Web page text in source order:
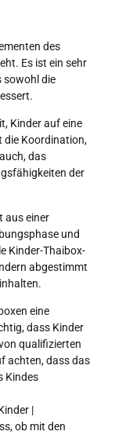
des
Es ist ein sehr
sowohl die
Kinder auf eine
die Koordination,
das
der
aus einer
und
Kinder-Thaibox-
abgestimmt
eine
dass Kinder
qualifizierten
achten, dass das
Kindes
|
ob mit den